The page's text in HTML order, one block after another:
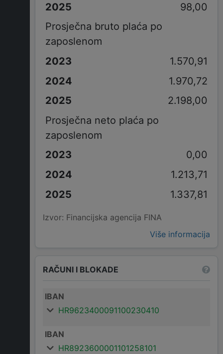
98,00
Prosječna bruto plaća po
zaposlenom
1.570,91
1.970,72
2.198,00
Prosječna neto plaća po
zaposlenom
0,00
1.213,71
1.337,81
Izvor: Financijska agencija FINA
Više informacija
RAČUNI I BLOKADE
IBAN
HR9623400091100230410
IBAN
HR8923600001101258101